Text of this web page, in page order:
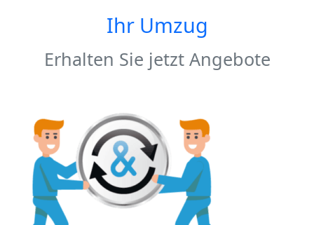
Ihr Umzug
Erhalten Sie jetzt Angebote